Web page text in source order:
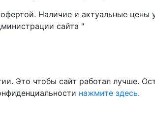
Наличие и актуальные
сайта "
Это чтобы сайт работал лучше.
нажмите здесь.